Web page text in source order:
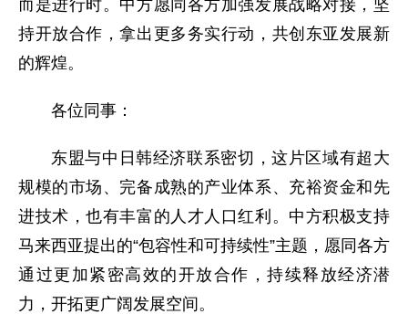
而是进行时。中方愿同各方加强发展战略对接，坚
持开放合作，拿出更多务实行动，共创东亚发展新
的辉煌。
各位同事：
东盟与中日韩经济联系密切，这片区域有超大
规模的市场、完备成熟的产业体系、充裕资金和先
进技术，也有丰富的人才人口红利。中方积极支持
马来西亚提出的“包容性和可持续性”主题，愿同各方
通过更加紧密高效的开放合作，持续释放经济潜
力，开拓更广阔发展空间。